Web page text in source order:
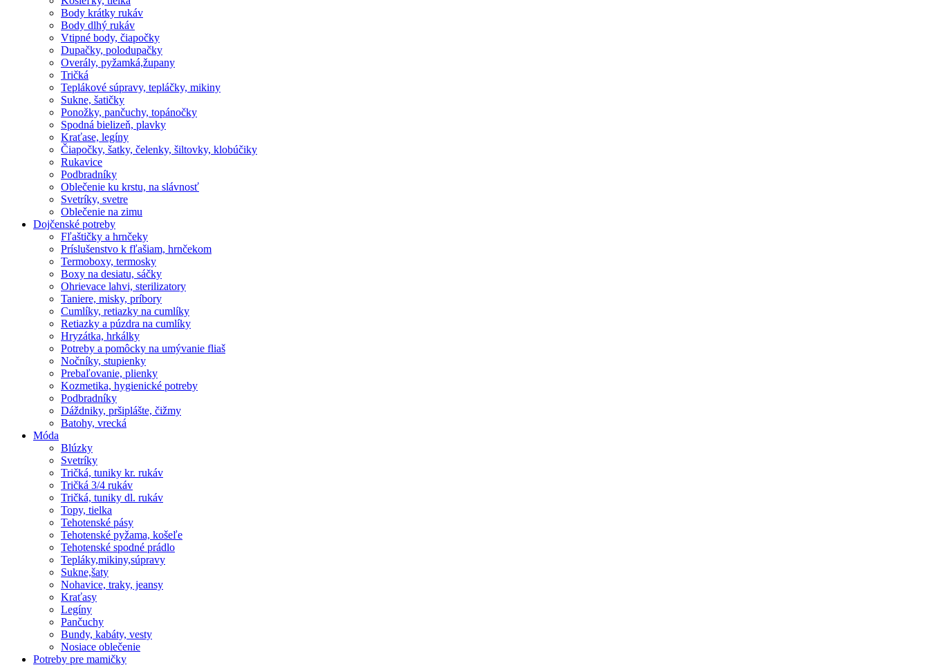
Body krátky rukáv
Body dlhý rukáv
Vtipné body, čiapočky
Dupačky, polodupačky
Overály, pyžamká,župany
Tričká
Teplákové súpravy, tepláčky, mikiny
Sukne, šatičky
Ponožky, pančuchy, topánočky
Spodná bielizeň, plavky
Kraťase, legíny
Čiapočky, šatky, čelenky, šiltovky, klobúčiky
Rukavice
Podbradníky
Oblečenie ku krstu, na slávnosť
Svetríky, svetre
Oblečenie na zimu
Dojčenské potreby
Fľaštičky a hrnčeky
Príslušenstvo k fľašiam, hrnčekom
Termoboxy, termosky
Boxy na desiatu, sáčky
Ohrievace lahvi, sterilizatory
Taniere, misky, príbory
Cumlíky, retiazky na cumlíky
Retiazky a púzdra na cumlíky
Hryzátka, hrkálky
Potreby a pomôcky na umývanie fliaš
Nočníky, stupienky
Prebaľovanie, plienky
Kozmetika, hygienické potreby
Podbradníky
Dáždniky, pršiplášte, čižmy
Batohy, vrecká
Móda
Blúzky
Svetríky
Tričká, tuniky kr. rukáv
Tričká 3/4 rukáv
Tričká, tuniky dl. rukáv
Topy, tielka
Tehotenské pásy
Tehotenské pyžama, košeľe
Tehotenské spodné prádlo
Tepláky,mikiny,súpravy
Sukne,šaty
Nohavice, traky, jeansy
Kraťasy
Legíny
Pančuchy
Bundy, kabáty, vesty
Nosiace oblečenie
Potreby pre mamičky